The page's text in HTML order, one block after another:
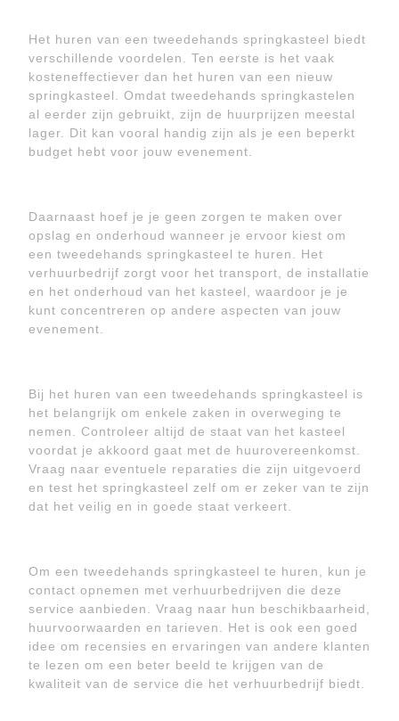
Het huren van een tweedehands springkasteel biedt
verschillende voordelen. Ten eerste is het vaak
kosteneffectiever dan het huren van een nieuw
springkasteel. Omdat tweedehands springkastelen
al eerder zijn gebruikt, zijn de huurprijzen meestal
lager. Dit kan vooral handig zijn als je een beperkt
budget hebt voor jouw evenement.
Daarnaast hoef je je geen zorgen te maken over
opslag en onderhoud wanneer je ervoor kiest om
een tweedehands springkasteel te huren. Het
verhuurbedrijf zorgt voor het transport, de installatie
en het onderhoud van het kasteel, waardoor je je
kunt concentreren op andere aspecten van jouw
evenement.
Bij het huren van een tweedehands springkasteel is
het belangrijk om enkele zaken in overweging te
nemen. Controleer altijd de staat van het kasteel
voordat je akkoord gaat met de huurovereenkomst.
Vraag naar eventuele reparaties die zijn uitgevoerd
en test het springkasteel zelf om er zeker van te zijn
dat het veilig en in goede staat verkeert.
Om een tweedehands springkasteel te huren, kun je
contact opnemen met verhuurbedrijven die deze
service aanbieden. Vraag naar hun beschikbaarheid,
huurvoorwaarden en tarieven. Het is ook een goed
idee om recensies en ervaringen van andere klanten
te lezen om een beter beeld te krijgen van de
kwaliteit van de service die het verhuurbedrijf biedt.